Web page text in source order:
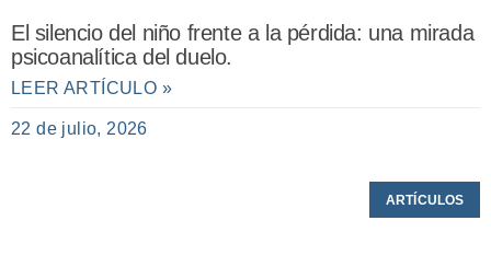
El silencio del niño frente a la pérdida: una mirada
psicoanalítica del duelo.
LEER ARTÍCULO »
22 de julio, 2026
ARTÍCULOS